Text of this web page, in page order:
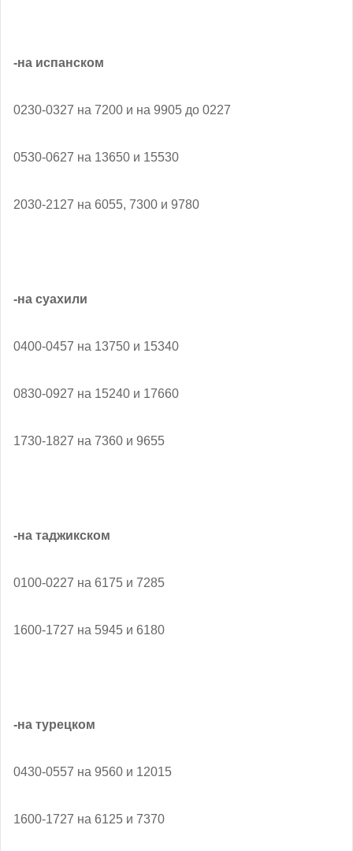
-на испанском
0230-0327 на 7200 и на 9905 до 0227
0530-0627 на 13650 и 15530
2030-2127 на 6055, 7300 и 9780
-на суахили
0400-0457 на 13750 и 15340
0830-0927 на 15240 и 17660
1730-1827 на 7360 и 9655
-на таджикском
0100-0227 на 6175 и 7285
1600-1727 на 5945 и 6180
-на турецком
0430-0557 на 9560 и 12015
1600-1727 на 6125 и 7370